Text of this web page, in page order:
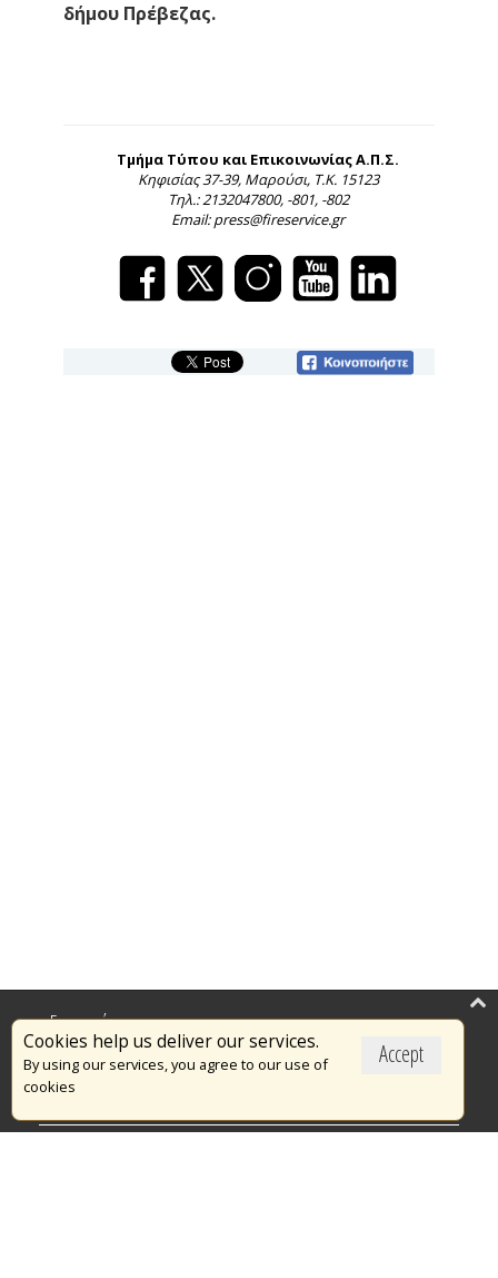
δήμου Πρέβεζας.
Τμήμα Τύπου και Επικοινωνίας Α.Π.Σ.
Κηφισίας 37-39, Μαρούσι, Τ.Κ. 15123
Τηλ.: 2132047800, -801, -802
Email: press@fireservice.gr
Accept
Cookies help us deliver our services.
By using our services, you agree to our use of
cookies
Επικαιρότητα
Το Πυροσβεστικό Σώμα